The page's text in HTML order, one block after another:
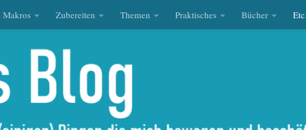
Makros Zubereiten Themen Praktisches Bücher Etc.